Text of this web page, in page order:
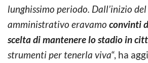
lunghissimo periodo. Dall’inizio
amministrativo eravamo convinti
scelta di mantenere lo stadio in
strumenti per tenerla viva“, ha